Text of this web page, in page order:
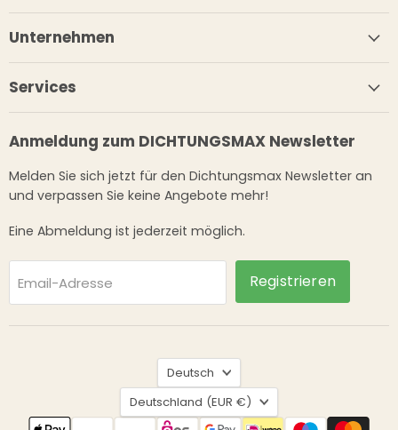
Unternehmen
Services
Anmeldung zum DICHTUNGSMAX Newsletter
Melden Sie sich jetzt für den Dichtungsmax Newsletter an
und verpassen Sie keine Angebote mehr!
Eine Abmeldung ist jederzeit möglich.
Email-Adresse Registrieren
Sprache
Deutsch
Land
Deutschland (EUR €)